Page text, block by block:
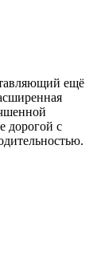
ещё
дорогой с